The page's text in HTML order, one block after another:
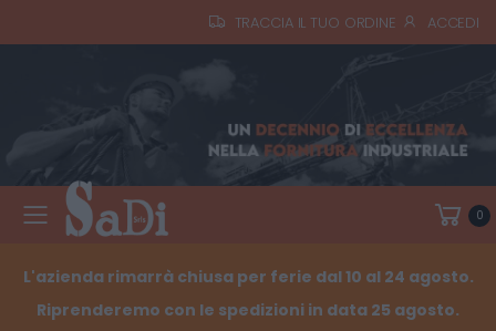
TRACCIA IL TUO ORDINE ACCEDI
Toggle mobile menu 0
L'azienda rimarrà chiusa per ferie dal 10 al 24 agosto.
Riprenderemo con le spedizioni in data 25 agosto.